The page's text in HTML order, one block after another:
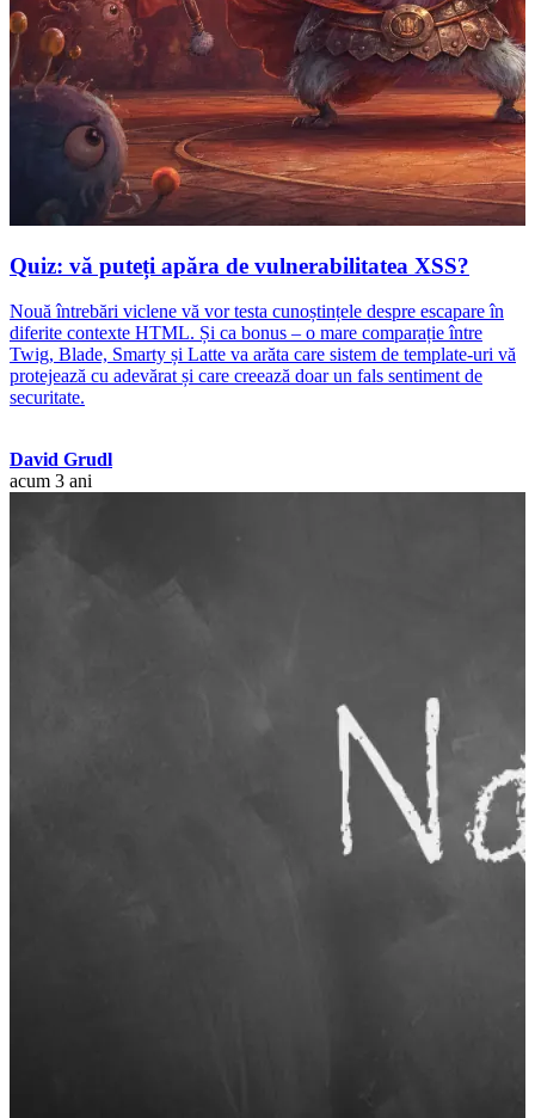
Quiz: vă puteți apăra de vulnerabilitatea XSS?
Nouă întrebări viclene vă vor testa cunoștințele despre escapare în
diferite contexte HTML. Și ca bonus – o mare comparație între
Twig, Blade, Smarty și Latte va arăta care sistem de template-uri vă
protejează cu adevărat și care creează doar un fals sentiment de
securitate.
David Grudl
acum 3 ani